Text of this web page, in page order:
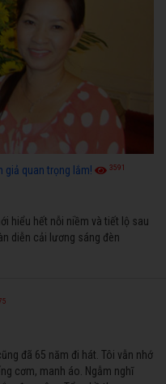
giả quan trọng lắm! 3591
hiểu hết nỗi niềm và tiết lộ sau
diễn cải lương sáng đèn
đã 65 năm đi hát. Tôi vẫn nhớ
cơm, manh áo. Ngẫm nghĩ